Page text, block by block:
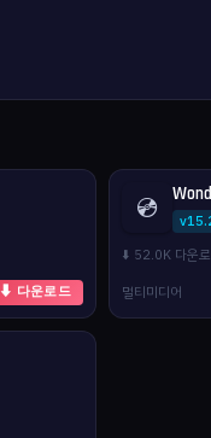
⬇ 다운로드
💿
⬇️ 52.0K 다운
멀티미디어